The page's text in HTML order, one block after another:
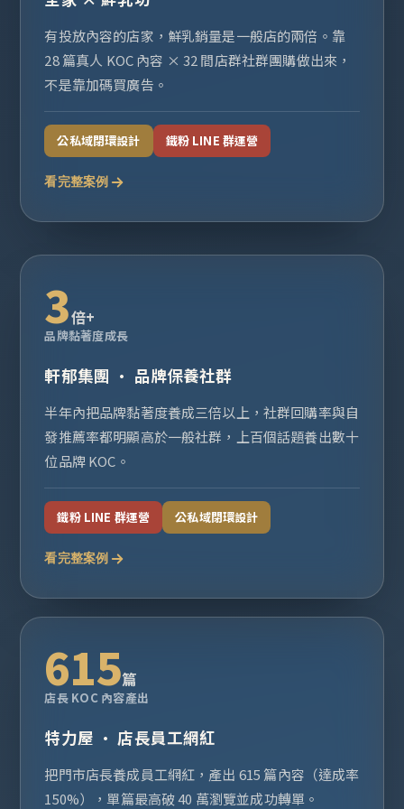
有投放內容的店家，鮮乳銷量是一般店的兩倍。靠
28 篇真人 KOC 內容 × 32 間店群社群團購做出來，
不是靠加碼買廣告。
公私域閉環設計 鐵粉 LINE 群運營
看完整案例
3倍+
品牌黏著度成長
軒郁集團 · 品牌保養社群
半年內把品牌黏著度養成三倍以上，社群回購率與自
發推薦率都明顯高於一般社群，上百個話題養出數十
位品牌 KOC。
鐵粉 LINE 群運營 公私域閉環設計
看完整案例
615篇
店長 KOC 內容產出
特力屋 · 店長員工網紅
把門市店長養成員工網紅，產出 615 篇內容（達成率
150%），單篇最高破 40 萬瀏覽並成功轉單。